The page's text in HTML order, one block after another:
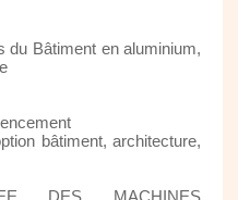
du Bâtiment en aluminium,
bâtiment, architecture,
DES MACHINES